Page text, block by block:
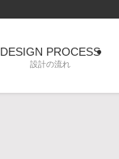
DESIGN PROCESS
設計の流れ